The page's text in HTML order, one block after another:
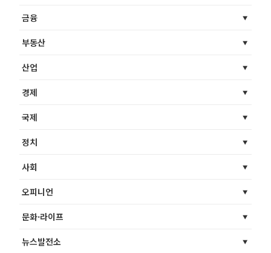
금융
부동산
산업
경제
국제
정치
사회
오피니언
문화·라이프
뉴스발전소